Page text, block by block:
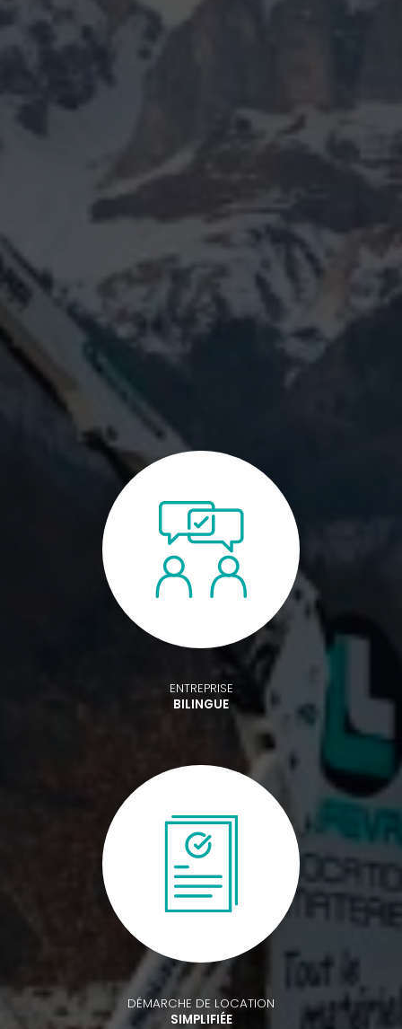
ENTREPRISE
BILINGUE
DÉMARCHE DE LOCATION
SIMPLIFIÉE